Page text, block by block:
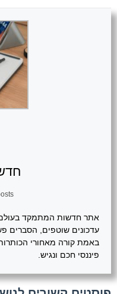
אתר חדשות המתמקד
עדכונים שוטפים, הסברים
באמת קורה מאחורי
פיננסי חכם ונגיש.